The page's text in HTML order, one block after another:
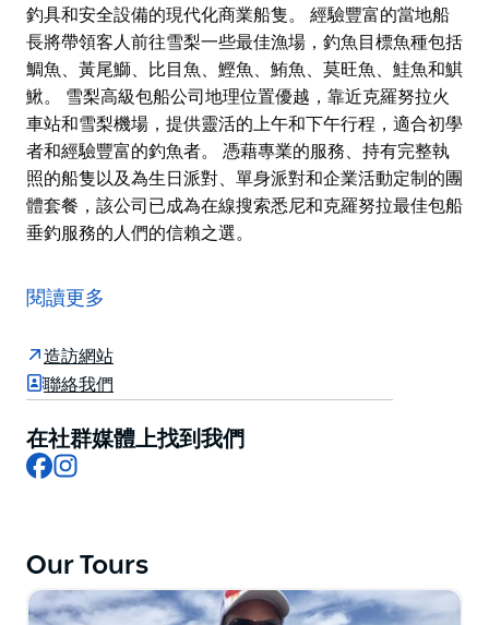
釣具和安全設備的現代化商業船隻。 經驗豐富的當地船
長將帶領客人前往雪梨一些最佳漁場，釣魚目標魚種包括
鯛魚、黃尾鰤、比目魚、鰹魚、鮪魚、莫旺魚、鮭魚和鯕
鰍。 雪梨高級包船公司地理位置優越，靠近克羅努拉火
車站和雪梨機場，提供靈活的上午和下午行程，適合初學
者和經驗豐富的釣魚者。 憑藉專業的服務、持有完整執
照的船隻以及為生日派對、單身派對和企業活動定制的團
體套餐，該公司已成為在線搜索悉尼和克羅努拉最佳包船
垂釣服務的人們的信賴之選。
領先的深海釣魚包船服務商，為個人、家庭、遊客和企業
團體提供從克羅努拉 (Cronulla) 出發的優質近海釣魚之
旅。
公司專注於共享和私人包船釣魚、運動釣魚、鯕鰍釣魚之
旅以及近海遊釣體驗，運營配備優質漁具、魚餌、釣具和
安全設備的現代化商業船隻。
經驗豐富的當地船長將帶領客人前往雪梨一些最佳漁場，
雪梨高級包船公司地理位置優越，靠近克羅努拉火車站和
雪梨機場，提供靈活的上午和下午行程，適合初學者和經
驗豐富的釣魚者。
閱讀更多
造訪網站
聯絡我們
在社群媒體上找到我們
Facebook
Our Tours